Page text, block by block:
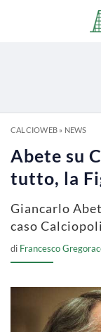
CALCIOWEB» NEWS
Abete su
tutto, la
Giancarlo
caso
di Francesco